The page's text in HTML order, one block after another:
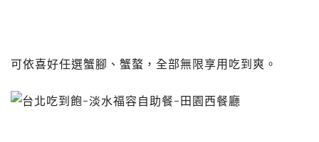
可依喜好任選蟹腳、蟹螯，全部無限享用吃到爽。